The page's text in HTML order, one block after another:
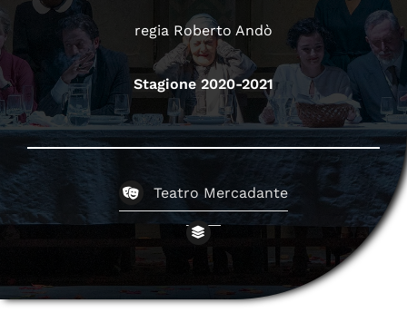
regia Roberto Andò
Stagione 2020-2021
Teatro Mercadante